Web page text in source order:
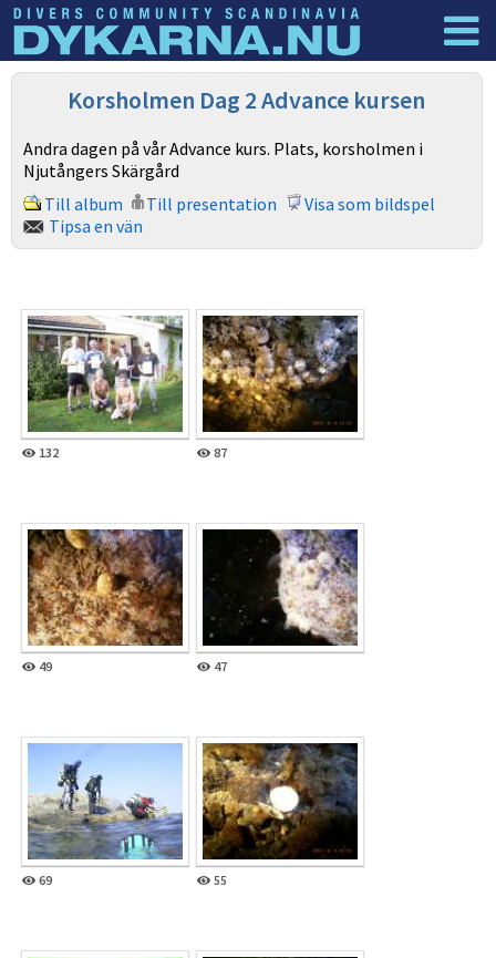
DyknyheterKorsholmen Dag 2 Advance kursen
Andra dagen på vår Advance kurs. Plats, korsholmen i
Njutångers Skärgård
Till album
Till presentation
Visa som bildspel
Tipsa en vän
132 87
49 47
69 55